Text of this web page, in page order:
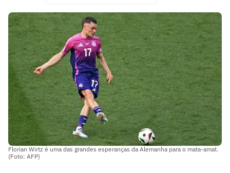
Florian Wirtz é uma das grandes esperanças da Alemanha para o mata-amat.
(Foto: AFP)